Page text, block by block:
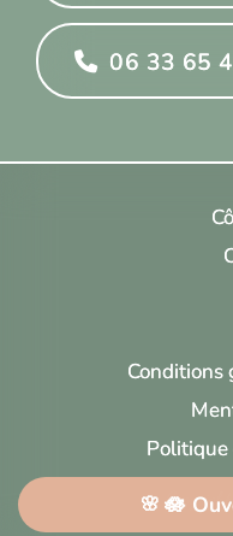
🌸 🪷
06 33 65
Conditions